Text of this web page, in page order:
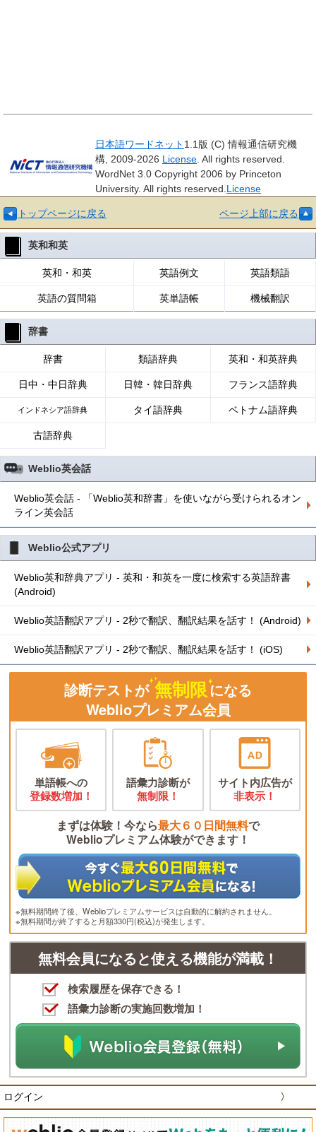
日本語ワードネット 1.1版 (C) 情報通信研究機
構, 2009-2026 License . All rights reserved.
WordNet 3.0 Copyright 2006 by Princeton
University. All rights reserved. License
トップページに戻る ページ上部に戻る
英和和英
英和・和英 英語例文 英語類語
英語の質問箱 英単語帳 機械翻訳
辞書
辞書 類語辞典 英和・和英辞典
日中・中日辞典 日韓・韓日辞典 フランス語辞典
インドネシア語辞典 タイ語辞典 ベトナム語辞典
古語辞典
Weblio英会話
Weblio英会話 - 「Weblio英和辞書」を使いながら受けられるオン
ライン英会話
Weblio公式アプリ
Weblio英和辞典アプリ - 英和・和英を一度に検索する英語辞書
(Android)
Weblio英語翻訳アプリ - 2秒で翻訳、翻訳結果を話す！ (Android)
Weblio英語翻訳アプリ - 2秒で翻訳、翻訳結果を話す！ (iOS)
診断テストが 無制限になる
Weblioプレミアム会員
単語帳への
登録数増加！
語彙力診断が
無制限！
サイト内広告が
非表示！
まずは体験！今なら最大６０日間無料で
Weblioプレミアム体験ができます！
※無料期間終了後、Weblioプレミアムサービスは自動的に解約されません。
※無料期間が終了すると月額330円(税込)が発生します。
無料会員になると使える機能が満載！
検索履歴を保存できる！
語彙力診断の実施回数増加！
ログイン 〉